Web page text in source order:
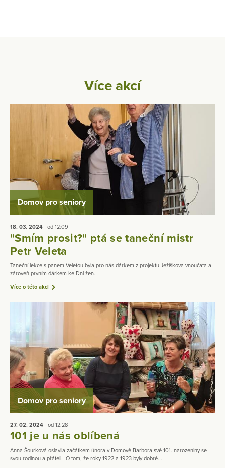
Více akcí
Domov pro seniory
18. 03. 2024 od 12:09
"Smím prosit?" ptá se taneční mistr
Petr Veleta
Taneční lekce s panem Veletou byla pro nás dárkem z projektu Ježíškova vnoučata a
zároveň prvním dárkem ke Dni žen.
Více o této akci
Domov pro seniory
27. 02. 2024 od 12:28
101 je u nás oblíbená
Anna Šourková oslavila začátkem února v Domově Barbora své 101. narozeniny se
svou rodinou a přáteli. O tom, že roky 1922 a 1923 byly dobré...